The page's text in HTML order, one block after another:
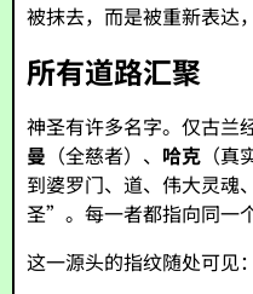
被抹去，而是被重新表达
所有道路汇聚
神圣有许多名字。仅古
曼 （全慈者）、 哈克 （
到婆罗门、道、伟大灵
圣”。每一者都指向同一
这一源头的指纹随处可见：